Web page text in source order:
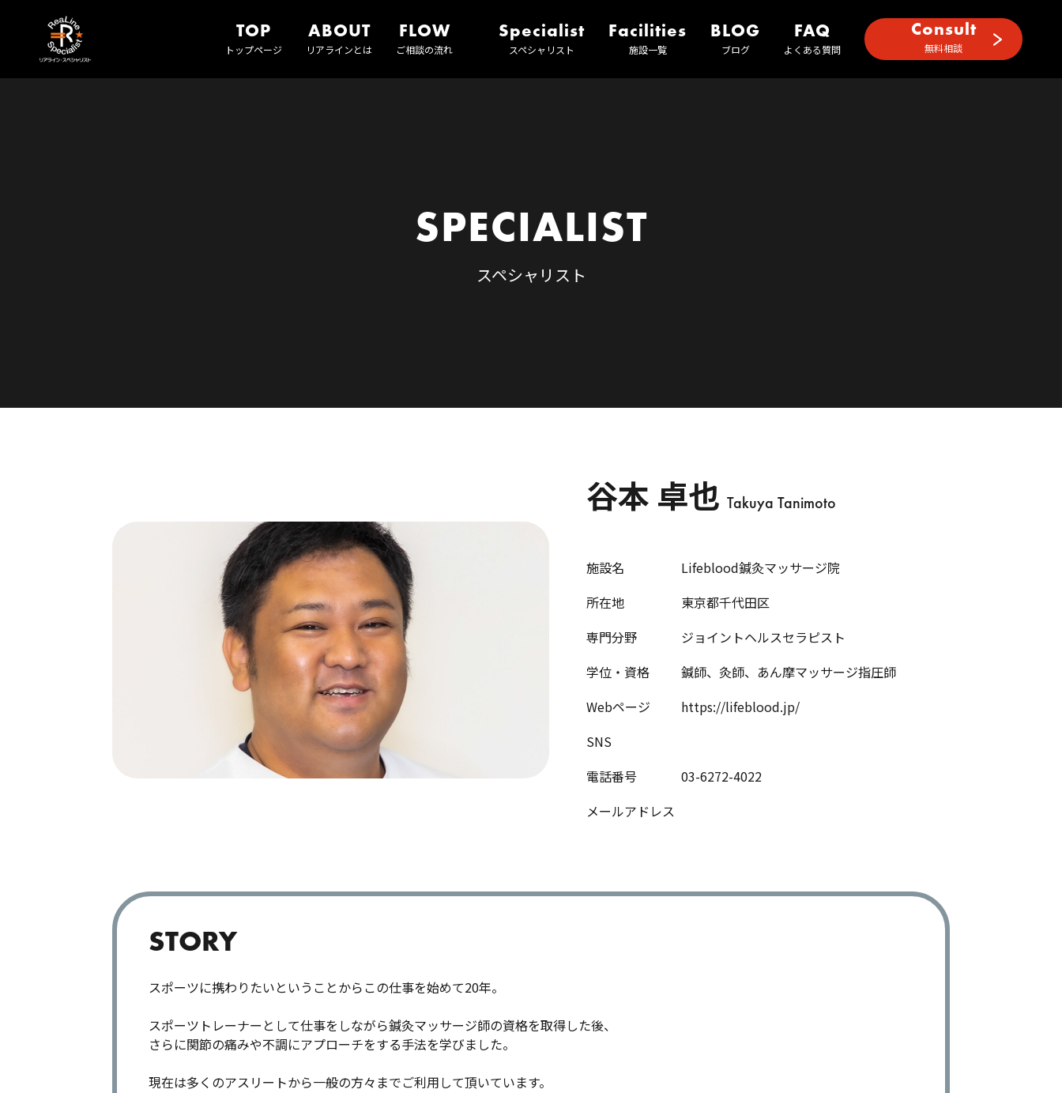
TOP
トップページ
ABOUT
リアラインとは
FLOW
ご相談の流れ
Specialist
スペシャリスト
Facilities
施設一覧
BLOG
ブログ
FAQ
よくある質問
Consult
無料相談
SPECIALIST
スペシャリスト
谷本 卓也 Takuya Tanimoto
施設名
Lifeblood鍼灸マッサージ院
所在地
東京都千代田区
専門分野
ジョイントヘルスセラピスト
学位・資格
鍼師、灸師、あん摩マッサージ指圧師
Webページ
https://lifeblood.jp/
SNS
電話番号
03-6272-4022
メールアドレス
STORY
スポーツに携わりたいということからこの仕事を始めて20年。
スポーツトレーナーとして仕事をしながら鍼灸マッサージ師の資格を取得した後、
さらに関節の痛みや不調にアプローチをする手法を学びました。
現在は多くのアスリートから一般の方々までご利用して頂いています。